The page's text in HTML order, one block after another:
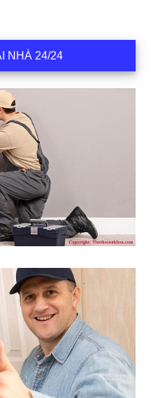
NHÀ 24/24